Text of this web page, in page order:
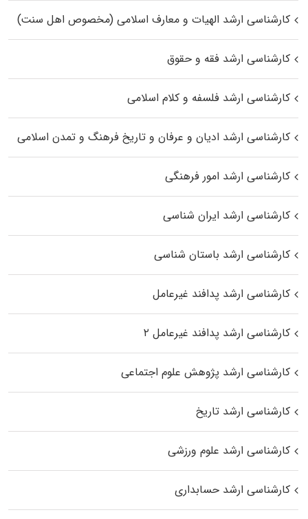
کارشناسی ارشد الهیات و معارف اسلامی (مخصوص اهل سنت)
کارشناسی ارشد فقه و حقوق
کارشناسی ارشد فلسفه و کلام اسلامی
کارشناسی ارشد ادیان و عرفان و تاریخ فرهنگ و تمدن اسلامی
کارشناسی ارشد امور فرهنگی
کارشناسی ارشد ایران شناسی
کارشناسی ارشد باستان شناسی
کارشناسی ارشد پدافند غیرعامل
کارشناسی ارشد پدافند غیرعامل ۲
کارشناسی ارشد پژوهش علوم اجتماعی
کارشناسی ارشد تاریخ
کارشناسی ارشد علوم ورزشی
کارشناسی ارشد حسابداری